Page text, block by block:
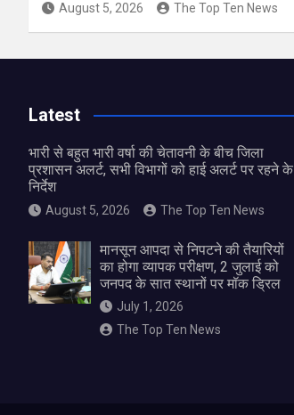
August 5, 2026 The Top Ten News
Latest
भारी से बहुत भारी वर्षा की चेतावनी के बीच जिला
प्रशासन अलर्ट, सभी विभागों को हाई अलर्ट पर रहने के
निर्देश
August 5, 2026 The Top Ten News
मानसून आपदा से निपटने की तैयारियों
का होगा व्यापक परीक्षण, 2 जुलाई को
जनपद के सात स्थानों पर मॉक ड्रिल
July 1, 2026
The Top Ten News